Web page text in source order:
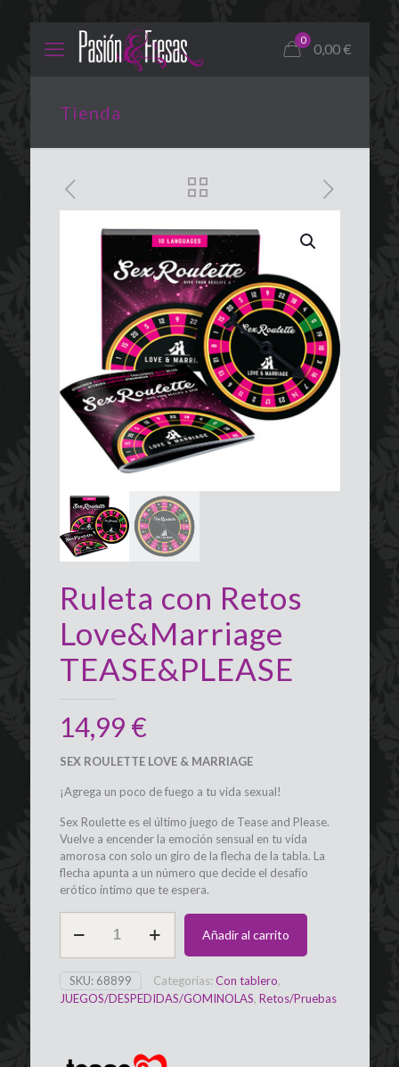
0
0,00€
Tienda
Ruleta con Retos
Love&Marriage
TEASE&PLEASE
14,99 €
SEX ROULETTE LOVE & MARRIAGE
¡Agrega un poco de fuego a tu vida sexual!
Sex Roulette es el último juego de Tease and Please.
Vuelve a encender la emoción sensual en tu vida
amorosa con solo un giro de la flecha de la tabla. La
flecha apunta a un número que decide el desafío
erótico íntimo que te espera.
con
TEASE&PLEASE
cantidad
Añadir al carrito
SKU: 68899 Categorías: Con tablero,
JUEGOS/DESPEDIDAS/GOMINOLAS, Retos/Pruebas